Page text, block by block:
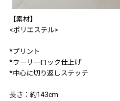
【素材】
<ポリエステル>
*プリント
*ウーリーロック仕上げ
*中心に切り返しステッチ
長さ：約143cm